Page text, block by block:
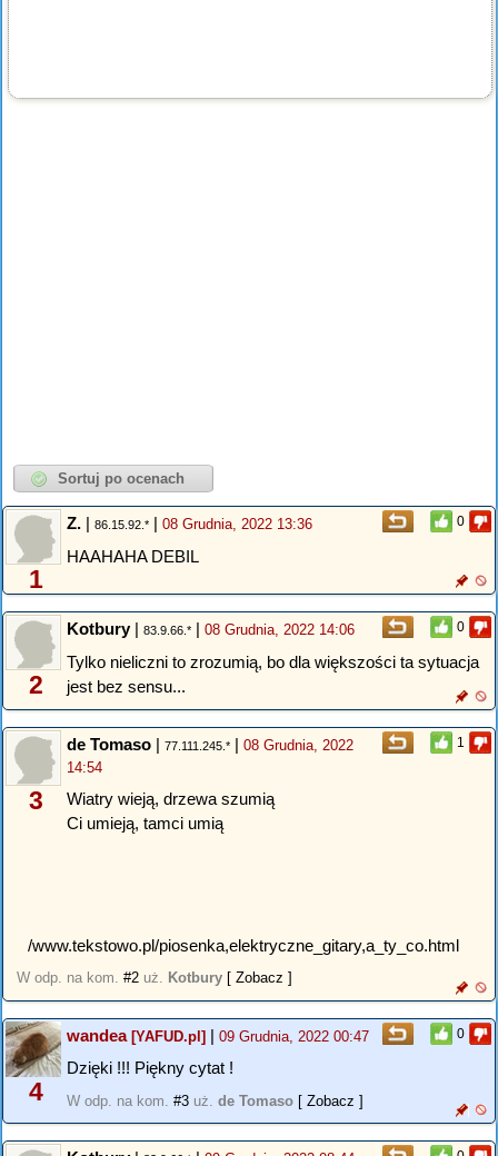
0
1
Z. | 86.15.92.* | 08 Grudnia, 2022 13:36
HAAHAHA DEBIL
0
2
Kotbury| 83.9.66.* | 08 Grudnia, 2022 14:06
Tylko nieliczni to zrozumią, bo dla większości ta sytuacja
jest bez sensu...
1
3
de Tomaso | 77.111.245.* | 08 Grudnia, 2022
14:54
Wiatry wieją, drzewa szumią
Ci umieją, tamci umią
/www.tekstowo.pl/piosenka,elektryczne_gitary,a_ty_co.html
W odp. na kom. #2 uż. Kotbury [ Zobacz ]
0
4
wandea[YAFUD.pl] | 09 Grudnia, 2022 00:47
Dzięki !!! Piękny cytat !
W odp. na kom. #3 uż. de Tomaso [ Zobacz ]